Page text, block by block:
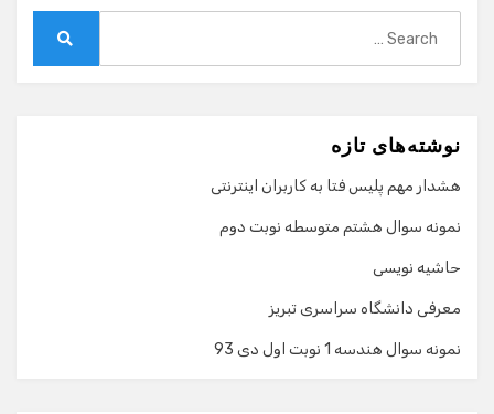
نوشته‌های تازه
هشدار مهم پلیس فتا به کاربران اینترنتی
نمونه سوال هشتم متوسطه نوبت دوم
حاشیه نویسی
معرفی دانشگاه سراسری تبریز
نمونه سوال هندسه 1 نوبت اول دی 93
گفت‌وگو با دستیار هوشمند